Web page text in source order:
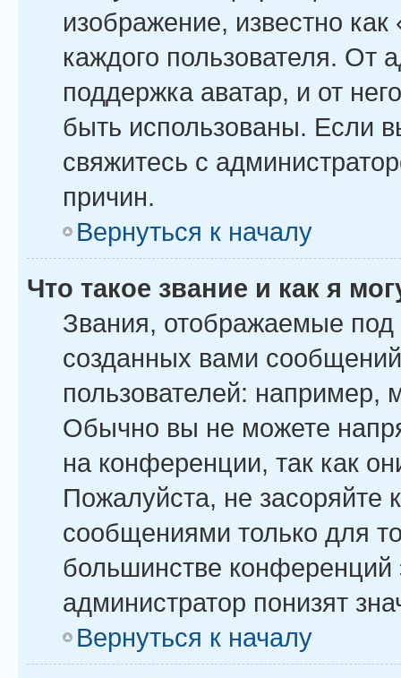
изображение, известно
каждого пользователя. От
поддержка аватар, и от
быть использованы. Если
свяжитесь с
причин.
Вернуться к началу
Что такое звание и как я
Звания, отображаемые
созданных вами
пользователей: например,
Обычно вы не можете
на конференции, так как
Пожалуйста, не
сообщениями только для
большинстве
администратор понизят
Вернуться к началу